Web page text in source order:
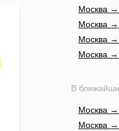
Москва →
Москва →
Москва →
Москва
В
Москва
Москва →